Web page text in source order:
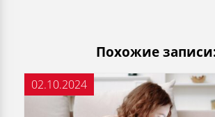
Похожие
02.10.2024